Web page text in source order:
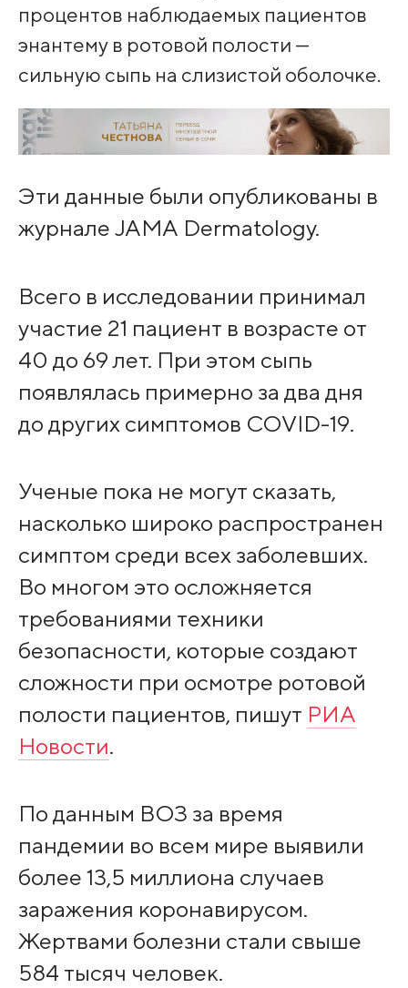
процентов наблюдаемых пациентов
энантему в ротовой полости —
сильную сыпь на слизистой оболочке.
Эти данные были опубликованы в
журнале JAMA Dermatology.
Всего в исследовании принимал
участие 21 пациент в возрасте от
40 до 69 лет. При этом сыпь
появлялась примерно за два дня
до других симптомов COVID-19.
Ученые пока не могут сказать,
насколько широко распространен
симптом среди всех заболевших.
Во многом это осложняется
требованиями техники
безопасности, которые создают
сложности при осмотре ротовой
полости пациентов, пишут РИА
Новости.
По данным ВОЗ за время
пандемии во всем мире выявили
более 13,5 миллиона случаев
заражения коронавирусом.
Жертвами болезни стали свыше
584 тысяч человек.